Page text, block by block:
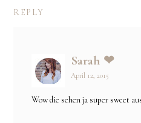
REPLY
Sarah ❤
April 12, 2015
Wow die sehen ja super sweet